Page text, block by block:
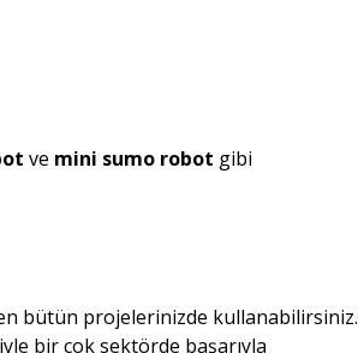
ve mini sumo robot gibi
bütün projelerinizde kullanabilirsiniz.
bir çok sektörde başarıyla